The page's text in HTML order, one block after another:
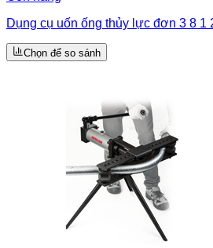
Dụng cụ uốn ống thủy lực đơn 3 8 1
Chọn để so sánh